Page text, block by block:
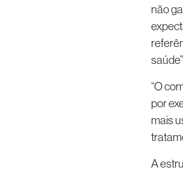
não
“O
por
mais
A